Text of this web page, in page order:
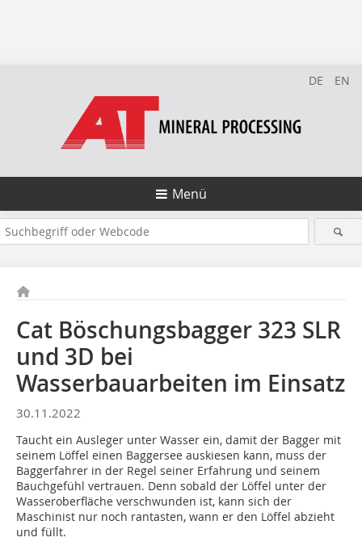
DE EN
Menü
Cat Böschungsbagger 323 SLR
und 3D bei
Wasserbauarbeiten im Einsatz
30.11.2022
Taucht ein Ausleger unter Wasser ein, damit der Bagger mit
seinem Löffel einen Baggersee auskiesen kann, muss der
Baggerfahrer in der Regel seiner Erfahrung und seinem
Bauchgefühl vertrauen. Denn sobald der Löffel unter der
Wasseroberfläche verschwunden ist, kann sich der
Maschinist nur noch rantasten, wann er den Löffel abzieht
und füllt.